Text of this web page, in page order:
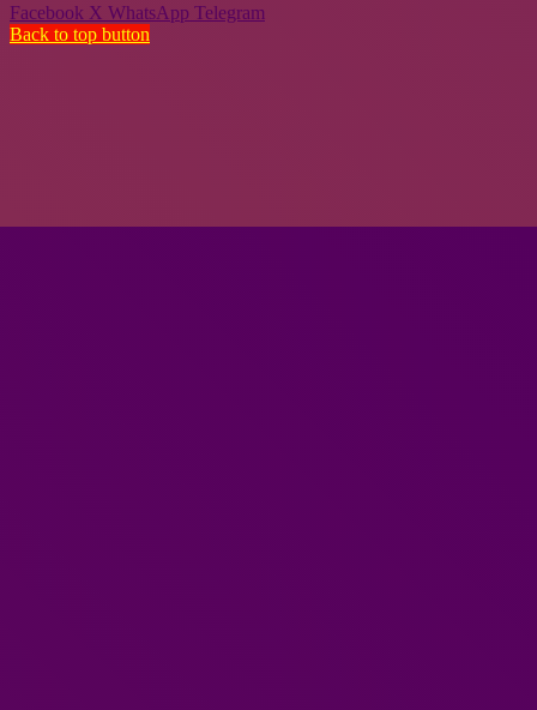
Facebook X WhatsApp Telegram
Back to top button